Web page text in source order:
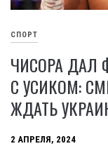
СПОРТ
ЧИСОРА ДАЛ
С УСИКОМ:
ЖДАТЬ
2 АПРЕЛЯ, 2024